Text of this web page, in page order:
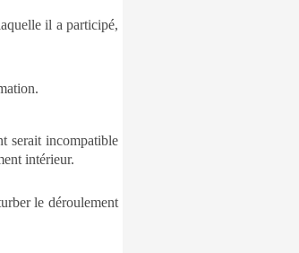
il a participé,
serait incompatible
intérieur.
le déroulement